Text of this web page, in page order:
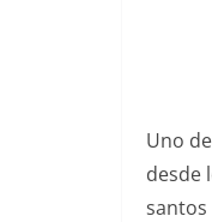
Uno
desde
santos